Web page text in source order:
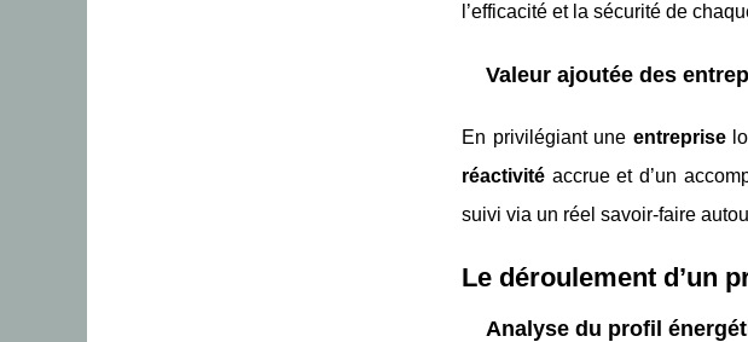
l’efficacité et la sécurité de
Valeur ajoutée des
En privilégiant une entreprise
réactivité accrue et d’un
suivi via un réel savoir-faire
Le déroulement d’un
Analyse du profil